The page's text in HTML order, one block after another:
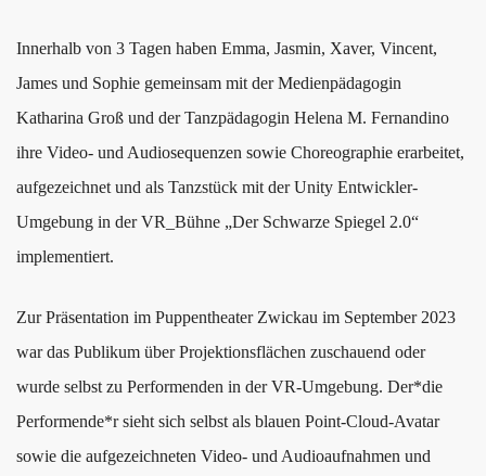
Innerhalb von 3 Tagen haben Emma, Jasmin, Xaver, Vincent,
James und Sophie gemeinsam mit der Medienpädagogin
Katharina Groß und der Tanzpädagogin Helena M. Fernandino
ihre Video- und Audiosequenzen sowie Choreographie erarbeitet,
aufgezeichnet und als Tanzstück mit der Unity Entwickler-
Umgebung in der VR_Bühne „Der Schwarze Spiegel 2.0“
implementiert.
Zur Präsentation im Puppentheater Zwickau im September 2023
war das Publikum über Projektionsflächen zuschauend oder
wurde selbst zu Performenden in der VR-Umgebung. Der*die
Performende*r sieht sich selbst als blauen Point-Cloud-Avatar
sowie die aufgezeichneten Video- und Audioaufnahmen und